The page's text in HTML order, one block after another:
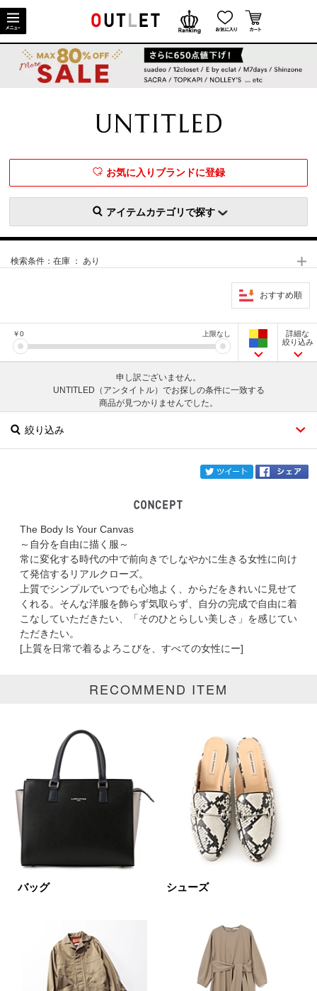
お気に入りブランドに登録
アイテムカテゴリで探す
検索条件： 在庫 ： あり
おすすめ順
￥0 上限なし
詳細な
絞り込み
申し訳ございません。
UNTITLED（アンタイトル）でお探しの条件に一致する
商品が見つかりませんでした。
絞り込み
ブランド UNTITLED
カテゴリ
サイズ
掲載雑誌
円～ 円
表示オプション
すべて 新着
予約品
ラスト1
在庫あり
ホワイト グレー
The Body Is Your Canvas
～自分を自由に描く服～
常に変化する時代の中で前向きでしなやかに生きる女性に向け
て発信するリアルクローズ。
上質でシンプルでいつでも心地よく、からだをきれいに見せて
くれる。そんな洋服を飾らず気取らず、自分の完成で自由に着
こなしていただきたい、「そのひとらしい美しさ」を感じてい
ただきたい。
[上質を日常で着るよろこびを、すべての女性にー]
RECOMMEND ITEM
バッグ シューズ